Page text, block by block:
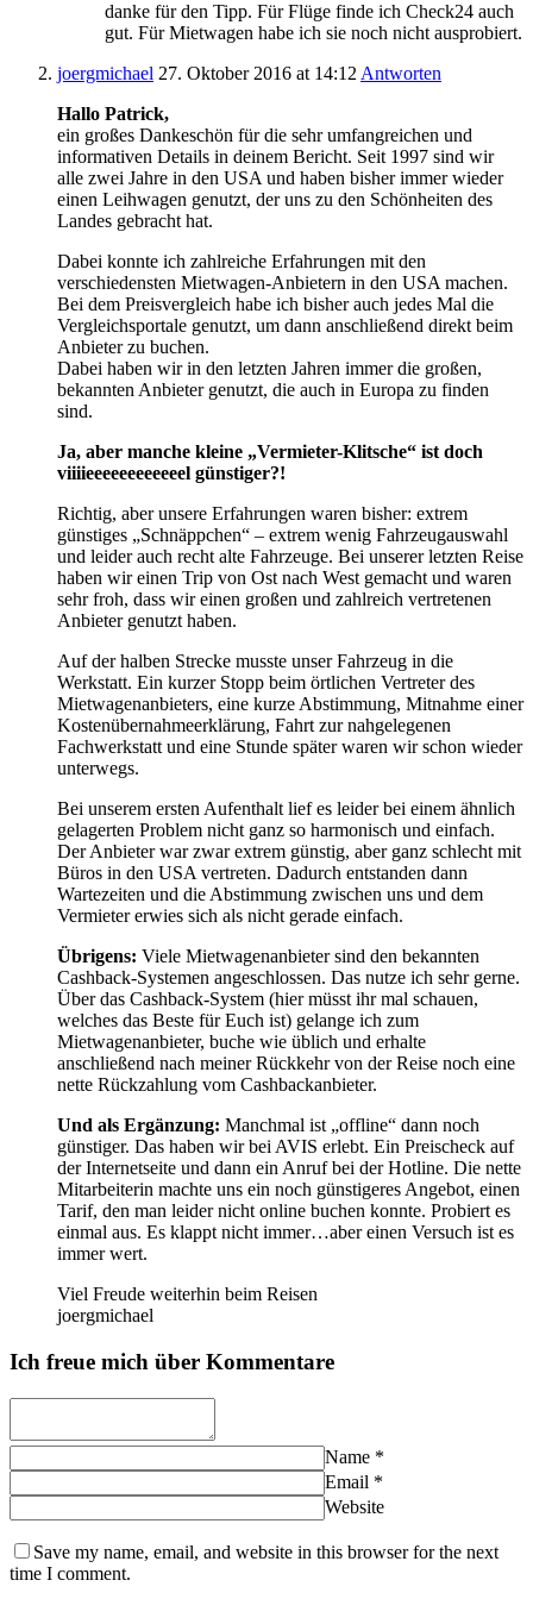
danke für den Tipp. Für Flüge finde ich Check24 auch
gut. Für Mietwagen habe ich sie noch nicht ausprobiert.
joergmichael 27. Oktober 2016 at 14:12 Antworten
Hallo Patrick,
ein großes Dankeschön für die sehr umfangreichen und
informativen Details in deinem Bericht. Seit 1997 sind wir
alle zwei Jahre in den USA und haben bisher immer wieder
einen Leihwagen genutzt, der uns zu den Schönheiten des
Landes gebracht hat.
Dabei konnte ich zahlreiche Erfahrungen mit den
verschiedensten Mietwagen-Anbietern in den USA machen.
Bei dem Preisvergleich habe ich bisher auch jedes Mal die
Vergleichsportale genutzt, um dann anschließend direkt beim
Anbieter zu buchen.
Dabei haben wir in den letzten Jahren immer die großen,
bekannten Anbieter genutzt, die auch in Europa zu finden
sind.
Ja, aber manche kleine „Vermieter-Klitsche“ ist doch
viiiieeeeeeeeeeeel günstiger?!
Richtig, aber unsere Erfahrungen waren bisher: extrem
günstiges „Schnäppchen“ – extrem wenig Fahrzeugauswahl
und leider auch recht alte Fahrzeuge. Bei unserer letzten Reise
haben wir einen Trip von Ost nach West gemacht und waren
sehr froh, dass wir einen großen und zahlreich vertretenen
Anbieter genutzt haben.
Auf der halben Strecke musste unser Fahrzeug in die
Werkstatt. Ein kurzer Stopp beim örtlichen Vertreter des
Mietwagenanbieters, eine kurze Abstimmung, Mitnahme einer
Kostenübernahmeerklärung, Fahrt zur nahgelegenen
Fachwerkstatt und eine Stunde später waren wir schon wieder
unterwegs.
Bei unserem ersten Aufenthalt lief es leider bei einem ähnlich
gelagerten Problem nicht ganz so harmonisch und einfach.
Der Anbieter war zwar extrem günstig, aber ganz schlecht mit
Büros in den USA vertreten. Dadurch entstanden dann
Wartezeiten und die Abstimmung zwischen uns und dem
Vermieter erwies sich als nicht gerade einfach.
Übrigens: Viele Mietwagenanbieter sind den bekannten
Cashback-Systemen angeschlossen. Das nutze ich sehr gerne.
Über das Cashback-System (hier müsst ihr mal schauen,
welches das Beste für Euch ist) gelange ich zum
Mietwagenanbieter, buche wie üblich und erhalte
anschließend nach meiner Rückkehr von der Reise noch eine
nette Rückzahlung vom Cashbackanbieter.
Und als Ergänzung: Manchmal ist „offline“ dann noch
günstiger. Das haben wir bei AVIS erlebt. Ein Preischeck auf
der Internetseite und dann ein Anruf bei der Hotline. Die nette
Mitarbeiterin machte uns ein noch günstigeres Angebot, einen
Tarif, den man leider nicht online buchen konnte. Probiert es
einmal aus. Es klappt nicht immer…aber einen Versuch ist es
immer wert.
Viel Freude weiterhin beim Reisen
joergmichael
Ich freue mich über Kommentare
Name *
Email *
Website
Save my name, email, and website in this browser for the next
time I comment.